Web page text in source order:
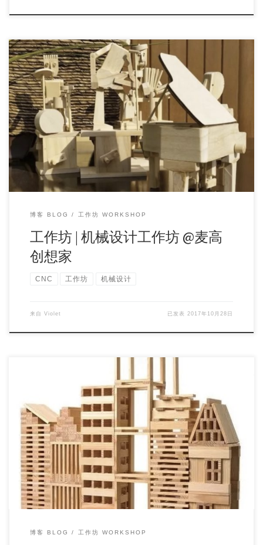
工作坊主题：机械设计工作坊 Mechanical Design Workshop 工作
坊时间：201 […]
博客 BLOG 工作坊 WORKSHOP
工作坊 | 机械设计工作坊 @麦高
创想家
CNC 工作坊 机械设计
来自 Violet 已发表2017年10月28日
工作坊主题：小木块建构工作坊 Little Wood Block Workshop 工
作坊时间：10 […]
博客 BLOG 工作坊 WORKSHOP